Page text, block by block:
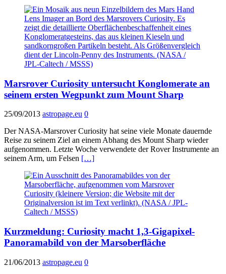
Marsrover Curiosity untersucht Konglomerate an
seinem ersten Wegpunkt zum Mount Sharp
25/09/2013 astropage.eu 0
Der NASA-Marsrover Curiosity hat seine viele Monate dauernde
Reise zu seinem Ziel an einem Abhang des Mount Sharp wieder
aufgenommen. Letzte Woche verwendete der Rover Instrumente an
seinem Arm, um Felsen […]
Kurzmeldung: Curiosity macht 1,3-Gigapixel-
Panoramabild von der Marsoberfläche
21/06/2013 astropage.eu 0